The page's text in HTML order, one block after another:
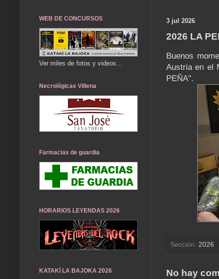
3 jul 2026
2026 LA
Buenos
Austria en el
PEÑA".
Sección: 2026
No hay
WEB DE CONCURSOS
Ver miles de fotos y videos...
Necrológicas Villena
Farmacias de guardia
HORARIOS LEYENDAS 2026
KATAKÍ LA BAJOKA 2026